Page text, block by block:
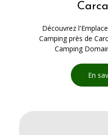
Découvrez
Camping près de
Camping
En